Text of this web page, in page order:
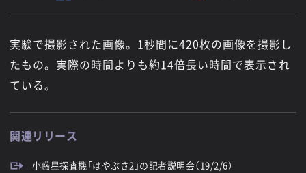
実験で撮影された画像。1秒間に420枚の画像を撮影し
たもの。実際の時間よりも約14倍長い時間で表示され
ている。
関連リリース
小惑星探査機「はやぶさ2」の記者説明会（19/2/6）